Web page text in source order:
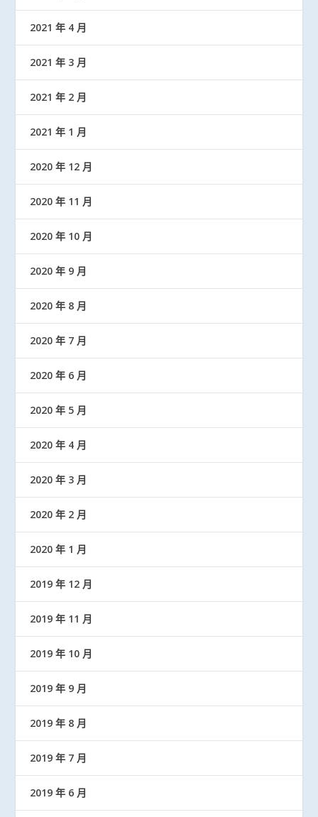
2021 年 4 月
2021 年 3 月
2021 年 2 月
2021 年 1 月
2020 年 12 月
2020 年 11 月
2020 年 10 月
2020 年 9 月
2020 年 8 月
2020 年 7 月
2020 年 6 月
2020 年 5 月
2020 年 4 月
2020 年 3 月
2020 年 2 月
2020 年 1 月
2019 年 12 月
2019 年 11 月
2019 年 10 月
2019 年 9 月
2019 年 8 月
2019 年 7 月
2019 年 6 月